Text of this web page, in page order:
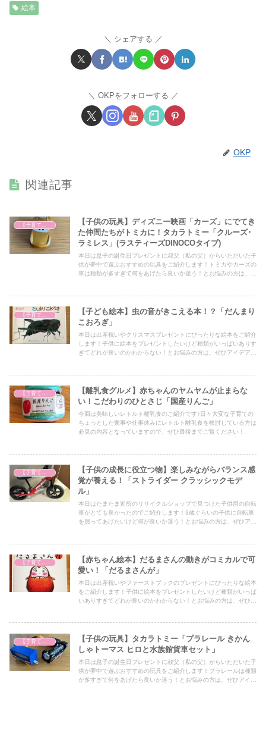
絵本
シェアする
OKPをフォローする
OKP
関連記事
【子供の玩具】ディズニー映画「カーズ」にでてき
た仲間たちがトミカに！タカラトミー「クルーズ･
ラミレス」(ラスティーズDINOCOタイプ)
本日は息子の誕生日プレゼントに叔父（私の父）からいただいた子
供が夢中で遊ぶおすすめの玩具をご紹介します！トミカやカーズの
車は種類が多すぎて何をあげたら良いか迷う！とお悩みの方は、ぜ
【子ども絵本】虫の音がきこえる本！？「だんまり
こおろぎ」
本日は出産祝いやクリスマスプレゼントにぴったりな絵本をご紹介
します！子供に絵本をプレゼントしたいけど種類がいっぱいありす
ぎてどれが良いのかわからない！とお悩みの方は、ぜひアイデアの
【子育て奮闘記】
【離乳食グルメ】赤ちゃんのヤムヤムが止まらな
い！こだわりのひとさじ「国産りんご」
今回は美味しいレトルト離乳食のご紹介です♪日々大変な子育ての
ちょっとした家事や仕事休みにレトルト離乳食を検討している方は
必見の内容となっていますので、ぜひ最後までご覧ください！
【子育て奮闘記】
【子供の成長に役立つ物】楽しみながらバランス感
覚が養える！「ストライダー クラッシックモデ
ル」
本日はたまたま近所のリサイクルショップで見つけた子供用の自転
車がとても良かったのでご紹介します！3歳ぐらいの子供に自転車
を買ってあげたいけど何が良いか迷う！とお悩みの方は、ぜひアイ
【子育て奮闘記】
【赤ちゃん絵本】だるまさんの動きがコミカルで可
愛い！「だるまさんが」
本日は出産祝いやファーストブックのプレゼントにぴったりな絵本
をご紹介します！子供に絵本をプレゼントしたいけど種類がいっぱ
いありすぎてどれが良いのかわからない！とお悩みの方は、ぜひア
【子育て奮闘記】
【子供の玩具】タカラトミー「プラレール きかん
しゃトーマス ヒロと水族館貨車セット」
本日は息子の誕生日プレゼントに叔父（私の父）からいただいた子
供が夢中で遊ぶおすすめの玩具をご紹介します！プラレールは種類
が多すぎて何をあげたら良いか迷う！とお悩みの方は、ぜひアイデ